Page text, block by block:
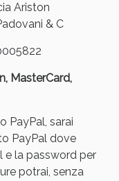
Ariston
& C
MasterCard,
PayPal, sarai
PayPal dove
e la password per
potrai, senza